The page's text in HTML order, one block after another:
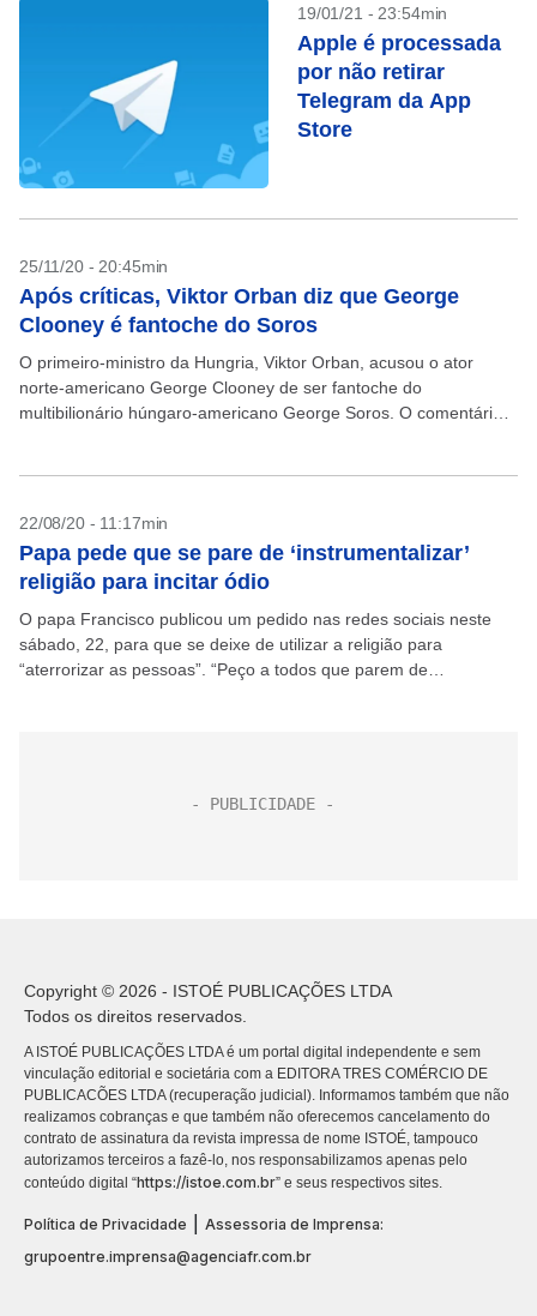
19/01/21 - 23:54min
Apple é processada
por não retirar
Telegram da App
Store
25/11/20 - 20:45min
Após críticas, Viktor Orban diz que George
Clooney é fantoche do Soros
O primeiro-ministro da Hungria, Viktor Orban, acusou o ator
norte-americano George Clooney de ser fantoche do
multibilionário húngaro-americano George Soros. O comentário
22/08/20 - 11:17min
Papa pede que se pare de ‘instrumentalizar’
religião para incitar ódio
O papa Francisco publicou um pedido nas redes sociais neste
sábado, 22, para que se deixe de utilizar a religião para
“aterrorizar as pessoas”. “Peço a todos que parem de
Copyright © 2026 - ISTOÉ PUBLICAÇÕES LTDA
Todos os direitos reservados.
A ISTOÉ PUBLICAÇÕES LTDA é um portal digital independente e sem
vinculação editorial e societária com a EDITORA TRES COMÉRCIO DE
PUBLICACÕES LTDA (recuperação judicial). Informamos também que não
realizamos cobranças e que também não oferecemos cancelamento do
contrato de assinatura da revista impressa de nome ISTOÉ, tampouco
autorizamos terceiros a fazê-lo, nos responsabilizamos apenas pelo
conteúdo digital “https://istoe.com.br” e seus respectivos sites.
Política de Privacidade
Assessoria de Imprensa:
grupoentre.imprensa@agenciafr.com.br